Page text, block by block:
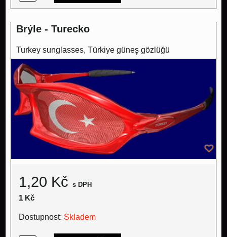
Brýle - Turecko
Turkey sunglasses, Türkiye güneş gözlüğü
1,20 Kč s DPH
1 Kč
Dostupnost: Skladem